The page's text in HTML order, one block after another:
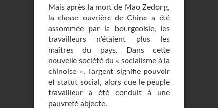
Mais après la mort de Mao Zedong,
la classe ouvrière de Chine a été
assommée par la bourgeoisie, les
travailleurs n’étaient plus les
maîtres du pays. Dans cette
nouvelle société du « socialisme à la
chinoise », l’argent signifie pouvoir
et statut social, alors que le peuple
travailleur a été conduit à une
pauvreté abjecte.